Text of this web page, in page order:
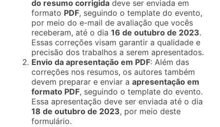
do resumo corrigida deve ser enviada em
formato PDF, seguindo o template do evento,
por meio do e-mail de avaliação que vocês
receberam, até o dia 16 de outubro de 2023.
Essas correções visam garantir a qualidade e
precisão dos trabalhos a serem apresentados.
Envio da apresentação em PDF: Além das
correções nos resumos, os autores também
devem preparar e enviar a apresentação em
formato PDF, seguindo o template do evento.
Essa apresentação deve ser enviada até o dia
18 de outubro de 2023, por meio deste
formulário.